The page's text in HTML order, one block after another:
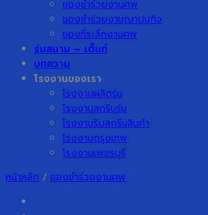
ของชำร่วยงานศพ
ของชำร่วยงานฌาปนกิจ
ของที่ระลึกงานศพ
ร่มสนาม – เต็นท์
บทความ
โรงงานของเรา
โรงงานผลิตร่ม
โรงงานสกรีนร่ม
โรงงานรับสกรีนสินค้า
โรงงานกรุงเทพ
โรงงานเพชรบุรี
หน้าหลัก / ของชำร่วยงานศพ